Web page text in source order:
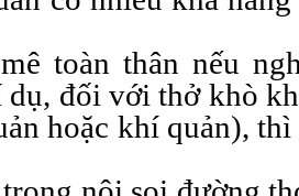
toàn thân nếu
đối với thở khò
hoặc khí quản),